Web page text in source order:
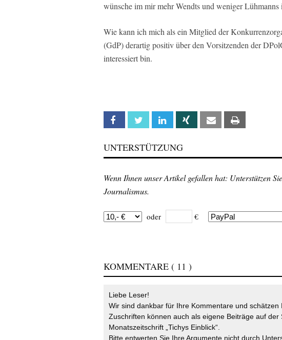
wünsche im mir mehr Wendts und weniger
Wie kann ich mich als ein Mitglied der
(GdP) derartig positiv über den Vorsitzenden der
interessiert bin.
Facebook Twitter Linkedin Xing Email
UNTERSTÜTZUNG
Wenn Ihnen unser Artikel gefallen hat: Unterstützen
Journalismus.
oder €
KOMMENTARE ( 11 )
Liebe Leser!
Wir sind dankbar für Ihre Kommentare und
Zuschriften können auch als eigene Beiträge auf
Monatszeitschrift „Tichys Einblick“.
Bitte entwerten Sie Ihre Argumente nicht durch